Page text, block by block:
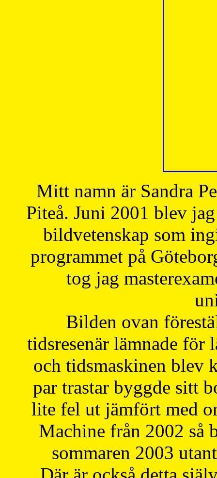
Mitt namn är Sandra
Piteå. Juni 2001 blev
bildvetenskap som
programmet på
tog jag
Bilden ovan
tidsresenär lämnade för
och tidsmaskinen blev
par trastar byggde sitt
lite fel ut jämfört med
Machine från 2002 så
sommaren 2003